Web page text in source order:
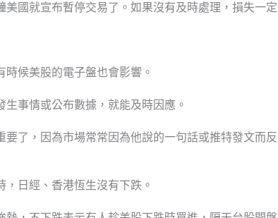
國就宣布暫停交易了。如果沒有及時處理，損失一定
候美股的電子盤也會影響。
事情或公布數據，就能及時因應。
了，因為市場常常因為他說的一句話或推特發文而反
日經、香港恆生沒有下跌。